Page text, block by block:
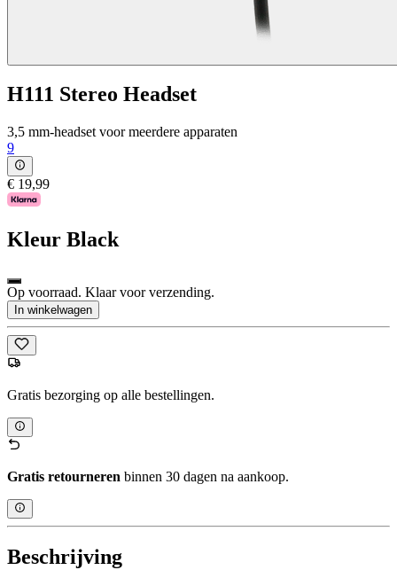
H111 Stereo Headset
3,5 mm-headset voor meerdere apparaten
9
€ 19,99
Kleur Black
Op voorraad. Klaar voor verzending.
In winkelwagen
Gratis bezorging op alle bestellingen.
Gratis retourneren binnen 30 dagen na aankoop.
Beschrijving